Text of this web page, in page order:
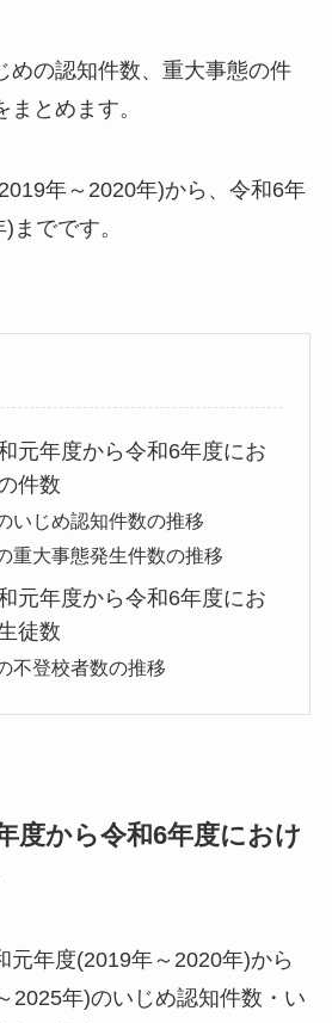
めの認知件数、重大事態の件
とめます。
年～2020年)から、令和6年
までです。
元年度から令和6年度にお
件数
いじめ認知件数の推移
重大事態発生件数の推移
元年度から令和6年度にお
徒数
不登校者数の推移
度から令和6年度におけ
元年度(2019年～2020年)から
2025年)のいじめ認知件数・い